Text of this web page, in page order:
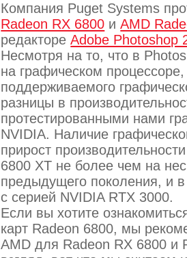
Компания Puget Systems
Radeon RX 6800 иAMD
редактореAdobe Photoshop
Несмотря на то, что в
на графическом
поддерживаемого
разницы в
протестированными нами
NVIDIA. Наличие
прирост
6800 XT не более чем на
предыдущего поколения, и
с серией NVIDIA RTX 3000.
Если вы хотите
карт Radeon 6800, мы
AMD для Radeon RX 6800 и